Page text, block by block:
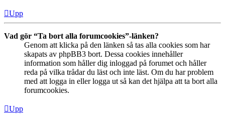
Upp
Vad gör “Ta bort alla forumcookies”-länken?
Genom att klicka på den länken så tas alla cookies som har
skapats av phpBB3 bort. Dessa cookies innehåller
information som håller dig inloggad på forumet och håller
reda på vilka trådar du läst och inte läst. Om du har problem
med att logga in eller logga ut så kan det hjälpa att ta bort alla
forumcookies.
Upp